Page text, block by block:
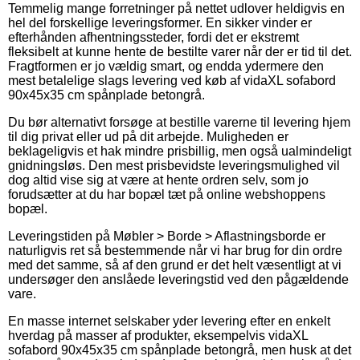
Temmelig mange forretninger på nettet udlover heldigvis en
hel del forskellige leveringsformer. En sikker vinder er
efterhånden afhentningssteder, fordi det er ekstremt
fleksibelt at kunne hente de bestilte varer når der er tid til det.
Fragtformen er jo vældig smart, og endda ydermere den
mest betalelige slags levering ved køb af vidaXL sofabord
90x45x35 cm spånplade betongrå.
Du bør alternativt forsøge at bestille varerne til levering hjem
til dig privat eller ud på dit arbejde. Muligheden er
beklageligvis et hak mindre prisbillig, men også ualmindeligt
gnidningsløs. Den mest prisbevidste leveringsmulighed vil
dog altid vise sig at være at hente ordren selv, som jo
forudsætter at du har bopæl tæt på online webshoppens
bopæl.
Leveringstiden på Møbler > Borde > Aflastningsborde er
naturligvis ret så bestemmende når vi har brug for din ordre
med det samme, så af den grund er det helt væsentligt at vi
undersøger den anslåede leveringstid ved den pågældende
vare.
En masse internet selskaber yder levering efter en enkelt
hverdag på masser af produkter, eksempelvis vidaXL
sofabord 90x45x35 cm spånplade betongrå, men husk at det